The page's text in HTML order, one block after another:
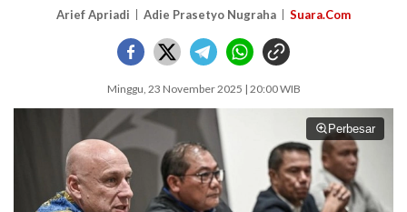
Arief Apriadi Adie Prasetyo Nugraha Suara.Com
Minggu, 23 November 2025 | 20:00 WIB
Perbesar